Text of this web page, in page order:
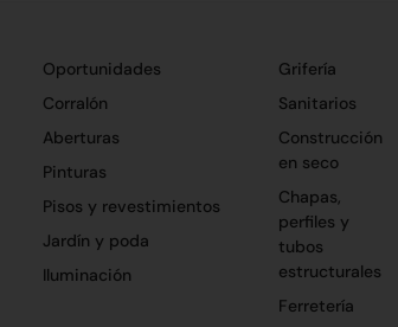
Oportunidades
Corralón
Aberturas
Pinturas
Pisos y revestimientos
Jardín y poda
Iluminación
Grifería
Sanitarios
Construcción
en seco
Chapas,
perfiles y
tubos
estructurales
Ferretería